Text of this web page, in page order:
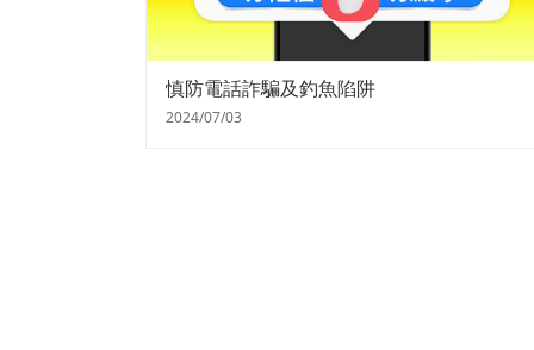
慎防電話詐騙及釣魚陷阱
2024/07/03